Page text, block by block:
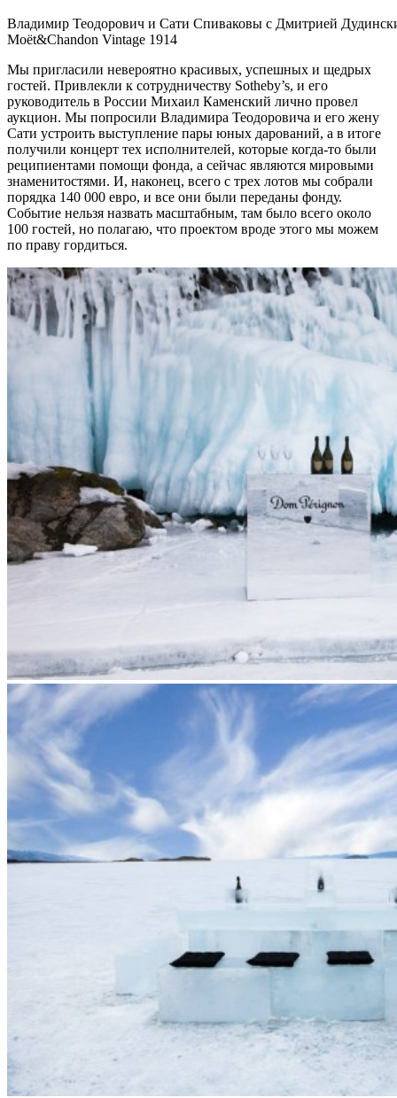
Владимир Теодорович и Сати Спиваковы с Дмитрией
Moёt&Chandon Vintage 1914
Мы пригласили невероятно красивых, успешных и щедрых
гостей. Привлекли к сотрудничеству Sotheby’s, и его
руководитель в России Михаил Каменский лично провел
аукцион. Мы попросили Владимира Теодоровича и его жену
Сати устроить выступление пары юных дарований, а в итоге
получили концерт тех исполнителей, которые когда-то были
реципиентами помощи фонда, а сейчас являются мировыми
знаменитостями. И, наконец, всего с трех лотов мы собрали
порядка 140 000 евро, и все они были переданы фонду.
Событие нельзя назвать масштабным, там было всего около
100 гостей, но полагаю, что проектом вроде этого мы можем
по праву гордиться.